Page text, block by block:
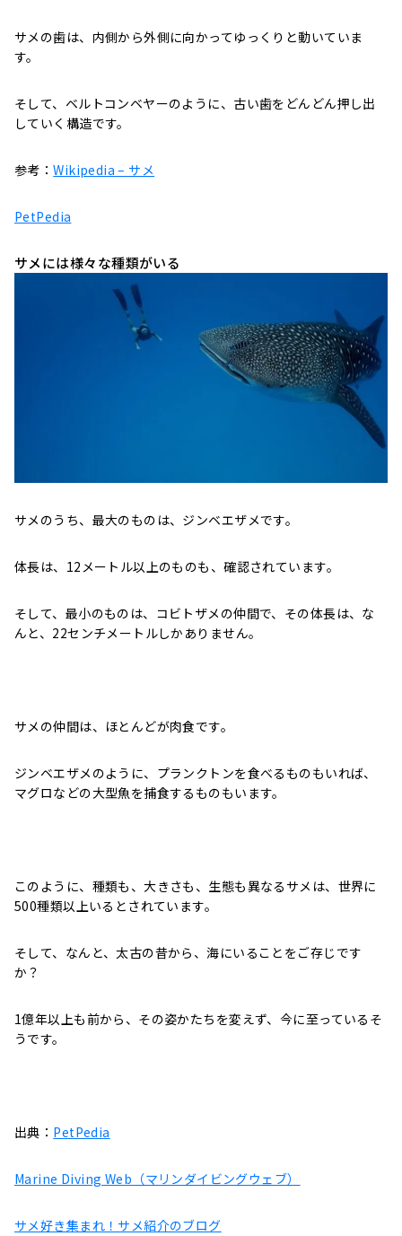
サメの歯は、内側から外側に向かってゆっくりと動いていま
す。
そして、ベルトコンベヤーのように、古い歯をどんどん押し出
していく構造です。
参考：Wikipedia – サメ
PetPedia
サメには様々な種類がいる
サメのうち、最大のものは、ジンベエザメです。
体長は、12メートル以上のものも、確認されています。
そして、最小のものは、コビトザメの仲間で、その体長は、な
んと、22センチメートルしかありません。
サメの仲間は、ほとんどが肉食です。
ジンベエザメのように、プランクトンを食べるものもいれば、
マグロなどの大型魚を捕食するものもいます。
このように、種類も、大きさも、生態も異なるサメは、世界に
500種類以上いるとされています。
そして、なんと、太古の昔から、海にいることをご存じです
か？
1億年以上も前から、その姿かたちを変えず、今に至っているそ
うです。
出典： PetPedia
Marine Diving Web（マリンダイビングウェブ）
サメ好き集まれ！サメ紹介のブログ